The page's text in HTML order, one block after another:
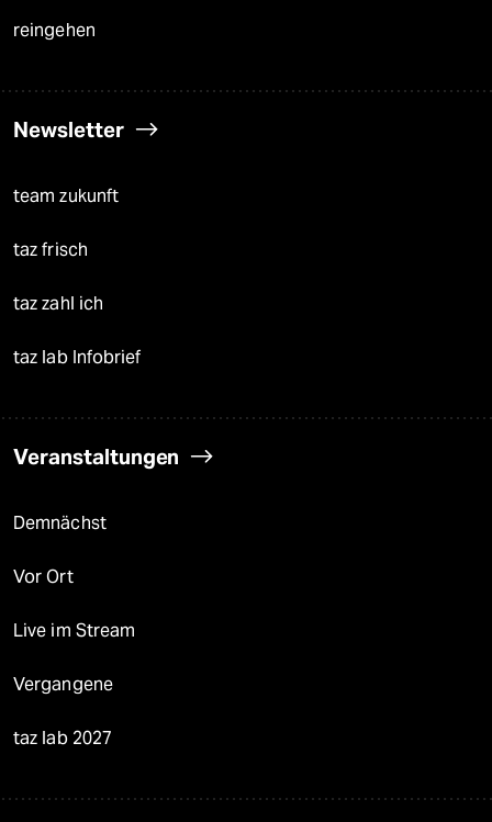
reingehen
Newsletter
team zukunft
taz frisch
taz zahl ich
taz lab Infobrief
Veranstaltungen
Demnächst
Vor Ort
Live im Stream
Vergangene
taz lab 2027